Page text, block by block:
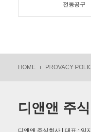
전동공구
HOME PROVACY
디앤앤 주
디앤앤 주식회사 | 대표 : 임